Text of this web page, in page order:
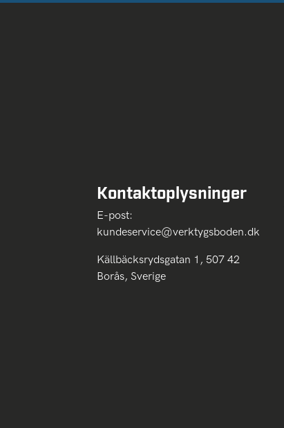
Kontaktoplysninger
E-post:
kundeservice@verktygsboden.dk
Källbäcksrydsgatan 1, 507 42
Borås, Sverige